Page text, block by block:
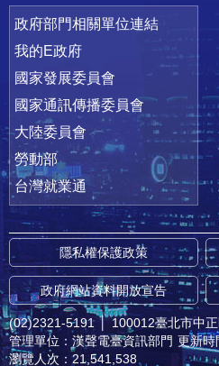
政府部門相關單位連結
我的E政府
國家發展委員會
國家通訊傳播委員會
大陸委員會
勞動部
台灣就業通
隱私權保護政策
政府網站資料開放宣告
(02)2321-5191 │ 100012臺北市中
管理單位：漢聲電臺資訊部門 更新時
瀏覽人次：21,541,538